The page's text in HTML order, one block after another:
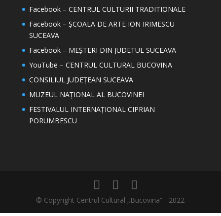
Facebook – CENTRUL CULTURII TRADITIONALE
Facebook – ȘCOALA DE ARTE ION IRIMESCU
SUCEAVA
Facebook – MEȘTERI DIN JUDETUL SUCEAVA
YouTube – CENTRUL CULTURAL BUCOVINA
CONSILIUL JUDEȚEAN SUCEAVA
MUZEUL NAȚIONAL AL BUCOVINEI
FESTIVALUL INTERNAȚIONAL CIPRIAN
PORUMBESCU
© Copyright Centrul Cultural „Bucovina” - 2022